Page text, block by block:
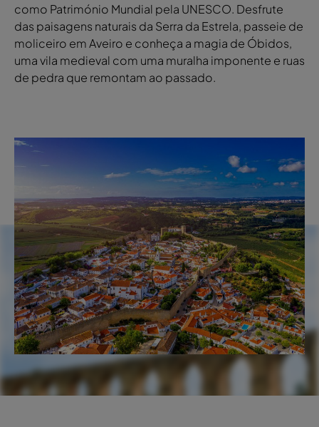
como Património Mundial pela UNESCO. Desfrute
das paisagens naturais da Serra da Estrela, passeie de
moliceiro em Aveiro e conheça a magia de Óbidos,
uma vila medieval com uma muralha imponente e ruas
de pedra que remontam ao passado.